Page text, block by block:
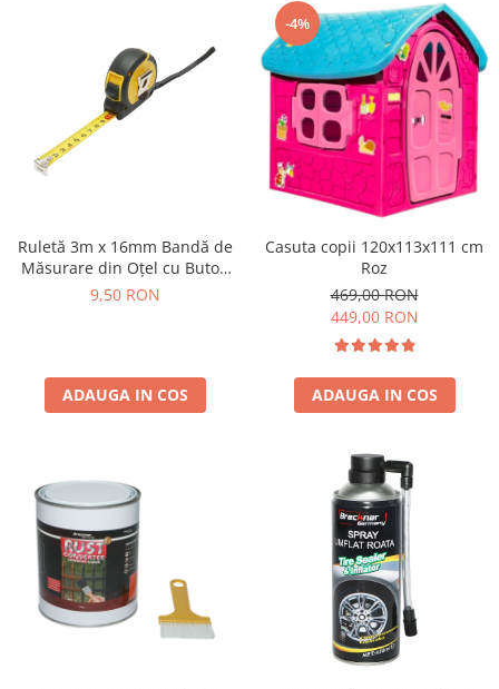
Ruletă 3m x 16mm Bandă de
Măsurare din Oțel cu Buton
de Blocare
9,50 RON
ADAUGA IN COS
-4%
Casuta copii 120x113x111 cm
Roz
469,00 RON
449,00 RON
ADAUGA IN COS